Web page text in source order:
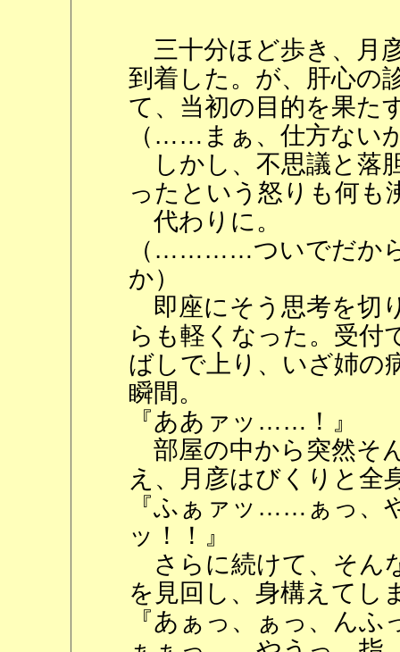
三十分ほど歩き、月
到着した。が、肝心の
て、当初の目的を果た
（……まぁ、仕方ない
しかし、不思議と落
ったという怒りも何も
代わりに。
（…………ついでだか
か）
即座にそう思考を切
らも軽くなった。受付
ばしで上り、いざ姉の
瞬間。
『ああァッ……！』
部屋の中から突然そ
え、月彦はびくりと全
『ふぁァッ……ぁっ
ッ！！』
さらに続けて、そん
を見回し、身構えてし
『あぁっ、ぁっ、